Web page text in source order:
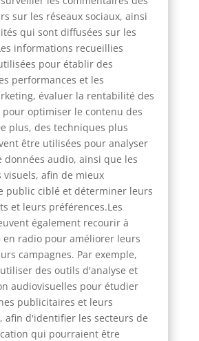
sur les réseaux sociaux, ainsi
qui sont diffusées sur les
informations recueillies
pour établir des
performances et les
évaluer la rentabilité des
pour optimiser le contenu des
plus, des techniques plus
être utilisées pour analyser
données audio, ainsi que les
visuels, afin de mieux
public ciblé et déterminer leurs
et leurs préférences.Les
également recourir à
en radio pour améliorer leurs
campagnes. Par exemple,
des outils d'analyse et
audiovisuelles pour étudier
publicitaires et leurs
afin d'identifier les secteurs de
qui pourraient être